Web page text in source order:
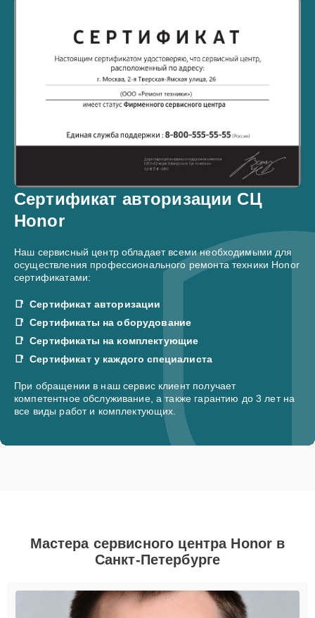
Сертификат авторизации СЦ
Honor
Наш сервисный центр обладает всеми необходимыми для
осуществления профессионального ремонта техники Honor
сертификатами:
Сертификат авторизации
Сертификаты на оборудование
Сертификаты на комплектующие
Сертификат у каждого специалиста
При обращении в наш сервис клиент получает
компетентное обслуживание, а также гарантию до 3 лет на
все виды работ и комплектующих.
Мастера сервисного центра Honor в
Санкт-Петербурге